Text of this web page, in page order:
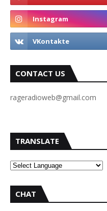
CONTACT US
rageradioweb@gmail.com
TRANSLATE
CHAT